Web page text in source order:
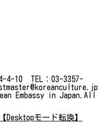
4-10 TEL：03-3357-
Embassy in Japan.All
【Desktopモード転換】